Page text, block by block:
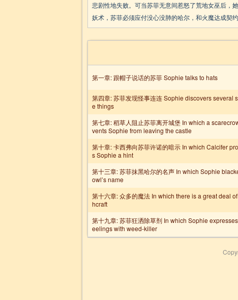
悲剧性地失败。可当苏菲无意间惹怒了荒地女巫后，
妖术，苏菲必须应付没心没肺的哈尔，和火魔达成契
第一章: 跟帽子说话的苏菲 Sophie talks to hats
第四章: 苏菲发现怪事连连 Sophie discovers several
e things
第七章: 稻草人阻止苏菲离开城堡 In which a
vents Sophie from leaving the castle
第十章: 卡西弗向苏菲许诺的暗示 In which Calcifer
s Sophie a hint
第十三章: 苏菲抹黑哈尔的名声 In which Sophie
owl’s name
第十六章: 众多的魔法 In which there is a great deal
hcraft
第十九章: 苏菲狂洒除草剂 In which Sophie
eelings with weed-killer